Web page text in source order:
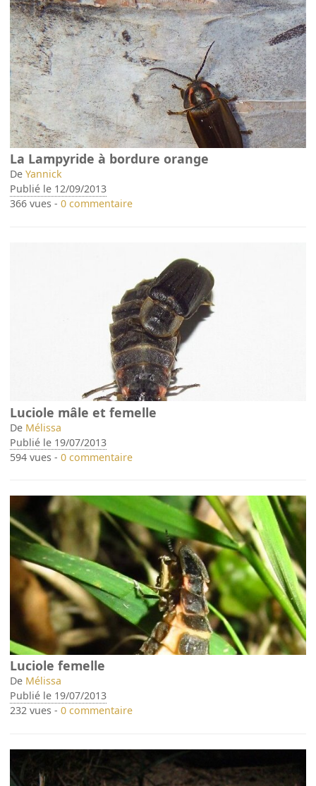
La Lampyride à bordure orange
DeYannick
Publié le 12/09/2013
366 vues -0 commentaire
Luciole mâle et femelle
De Mélissa
Publié le 19/07/2013
594 vues -0 commentaire
Luciole femelle
De Mélissa
Publié le 19/07/2013
232 vues -0 commentaire